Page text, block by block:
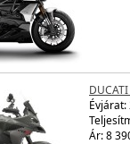
Évjárat:
Ár: 8